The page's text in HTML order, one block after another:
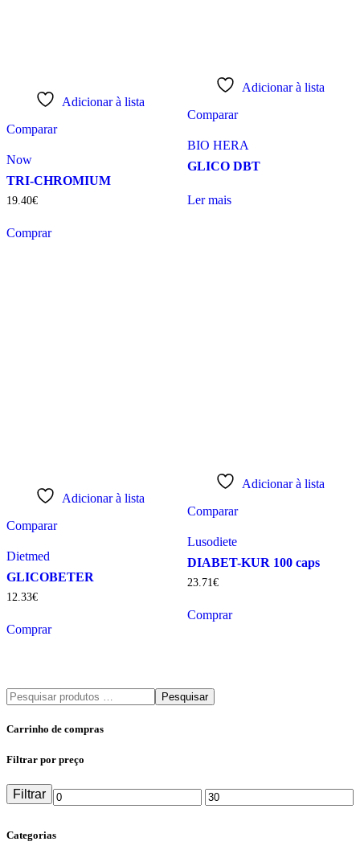
Adicionar à lista
Comparar
Now
TRI-CHROMIUM
19.40€
Comprar
Adicionar à lista
Comparar
BIO HERA
GLICO DBT
Ler mais
Adicionar à lista
Comparar
Dietmed
GLICOBETER
12.33€
Comprar
Adicionar à lista
Comparar
Lusodiete
DIABET-KUR 100 caps
23.71€
Comprar
Pesquisar
Carrinho de compras
Filtrar por preço
Preço Preço
Filtrar
Categorias